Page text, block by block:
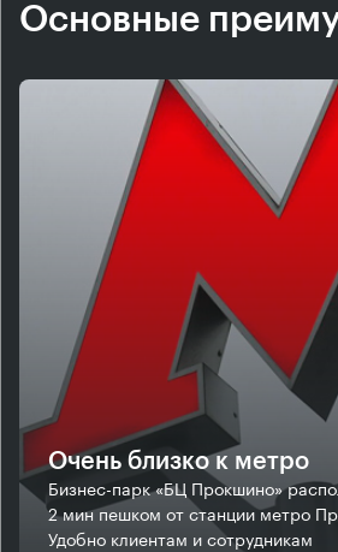
Основные
Очень близко к метро
Бизнес-парк «БЦ Прокшино»
2 мин пешком от станции метро
Удобно клиентам и сотрудникам